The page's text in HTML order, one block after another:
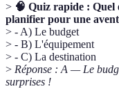
> 🧠 Quiz rapide : Quel
planifier pour une
> - A) Le budget
> - B) L'équipement
> - C) La destination
> Réponse : A — Le
surprises !